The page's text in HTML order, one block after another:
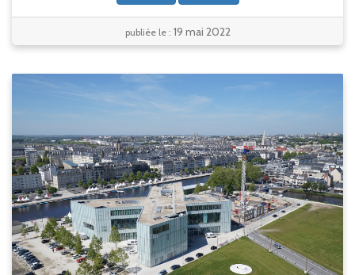
publiée le : 19 mai 2022